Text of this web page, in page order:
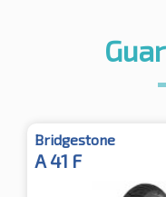
Bridgestone
A 41 F